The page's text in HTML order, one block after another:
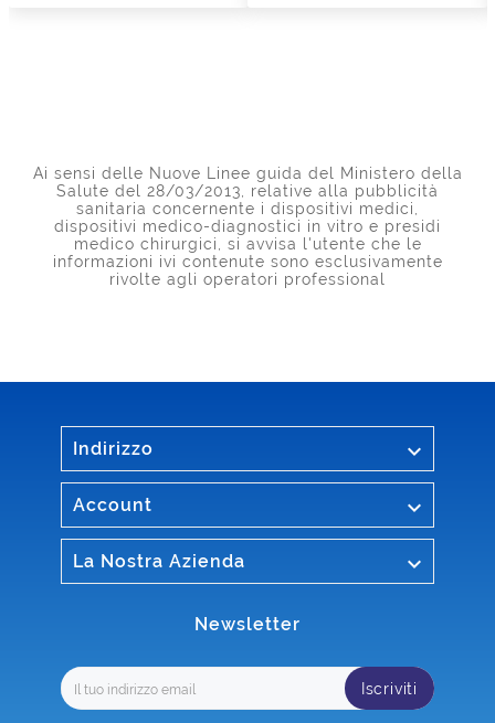
Ai sensi delle Nuove Linee guida del Ministero della
Salute del 28/03/2013, relative alla pubblicità
sanitaria concernente i dispositivi medici,
dispositivi medico-diagnostici in vitro e presidi
medico chirurgici, si avvisa l'utente che le
informazioni ivi contenute sono esclusivamente
rivolte agli operatori professional
Indirizzo 
Account 
La Nostra Azienda 
Newsletter
Iscriviti